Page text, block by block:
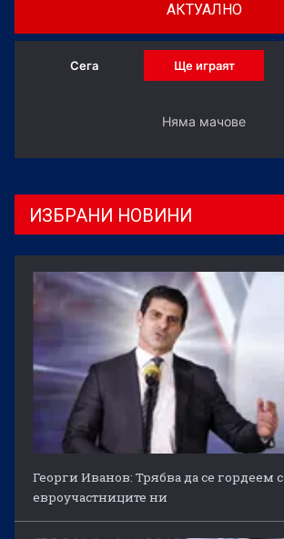
АКТУАЛНО
Сега Ще играят
Няма мачове
ИЗБРАНИ НОВИНИ
Георги Иванов: Трябва да се гордеем с
евроучастниците ни